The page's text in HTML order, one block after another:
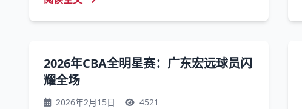
2026年CBA全明星赛：广东宏远球员闪
耀全场
2026年2月15日 4521